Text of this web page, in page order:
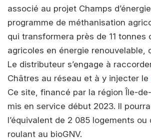
associé au projet Champs
programme de méthanisation
qui transformera près de 11 tonnes
agricoles en énergie renouvelable,
Le distributeur s’engage à
Châtres au réseau et à y injecter le
Ce site, financé par la région Île-
mis en service début 2023. Il
l’équivalent de 2 085 logements ou
roulant au bioGNV.